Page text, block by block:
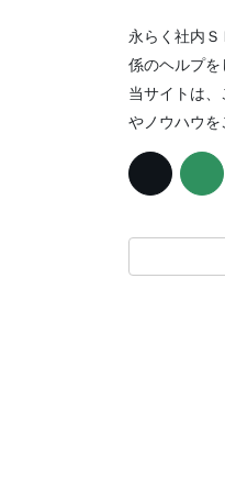
永らく社内
係のヘルプを
当サイトは
やノウハウを